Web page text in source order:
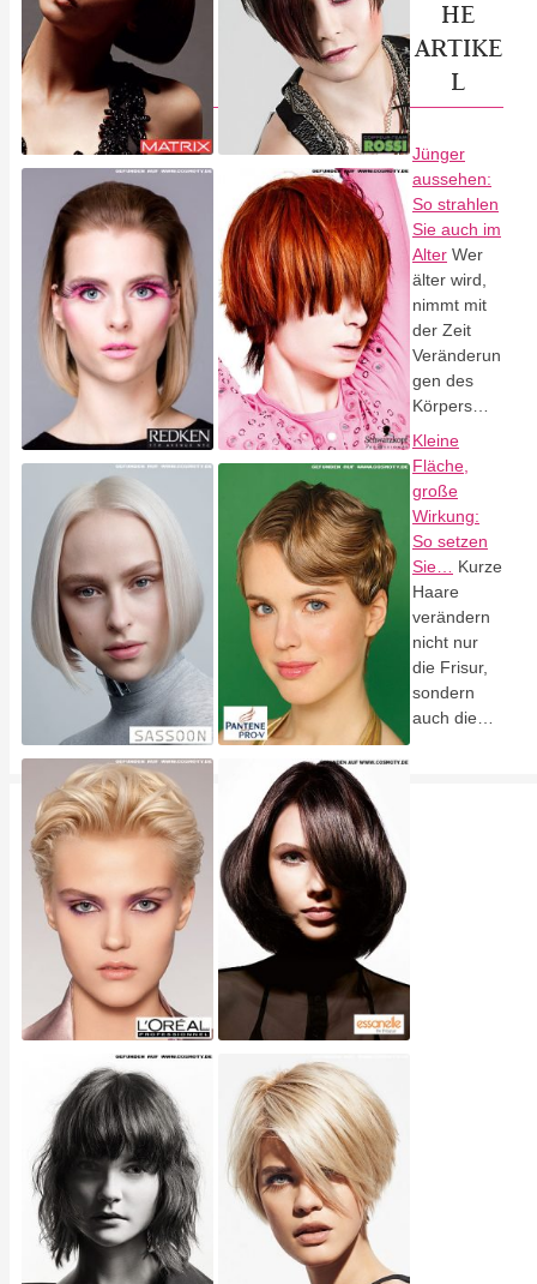
HE
ARTIKE
L
Jünger
aussehen:
So strahlen
Sie auch im
Alter Wer
älter wird,
nimmt mit
der Zeit
Veränderun
gen des
Körpers…
Kleine
Fläche,
große
Wirkung:
So setzen
Sie…
Kurze
Haare
verändern
nicht nur
die Frisur,
sondern
auch die…